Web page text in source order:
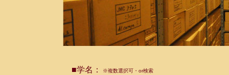
■学名： ※複数選択可・or検索